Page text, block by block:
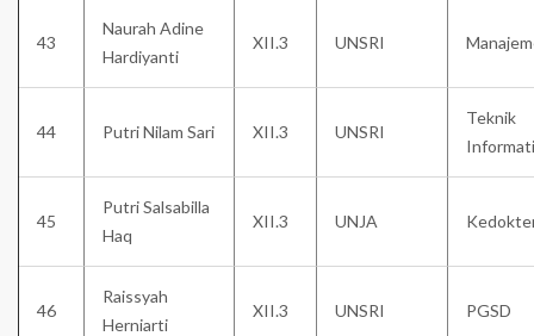
43
Naurah Adine
Hardiyanti
XII.3 UNSRI
44 Putri Nilam Sari XII.3 UNSRI
Teknik
45
Putri Salsabilla
Haq
XII.3 UNJA
46
Raissyah
Herniarti
XII.3 UNSRI PGSD